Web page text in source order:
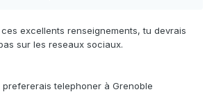
au courant du problème.
excellents renseignements, tu devrais
sur les reseaux sociaux.
prefererais telephoner à Grenoble